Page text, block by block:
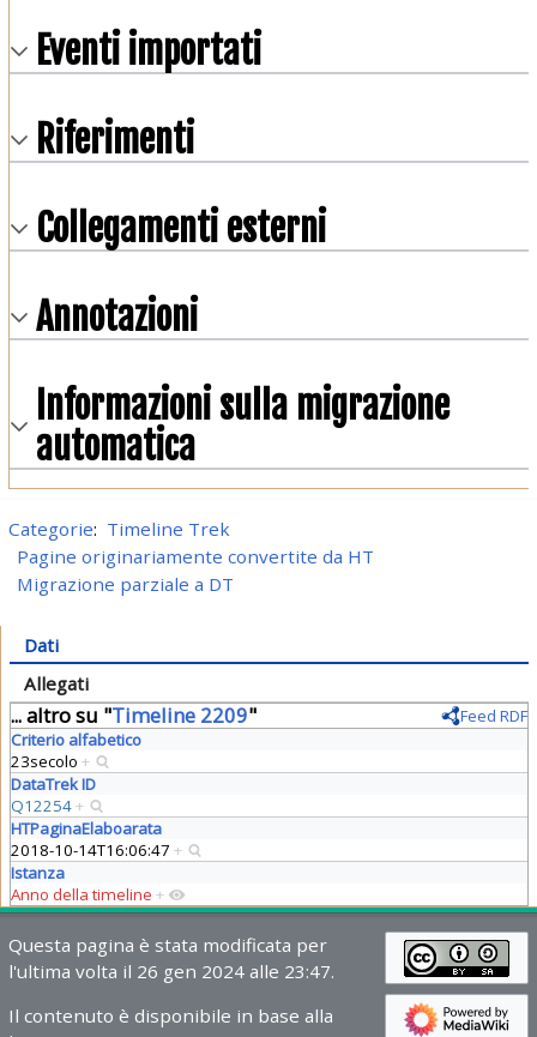
Eventi importati
Riferimenti
Collegamenti esterni
Annotazioni
Informazioni sulla migrazione
automatica
Categorie: Timeline Trek
Pagine originariamente convertite da HT
Migrazione parziale a DT
Dati
Allegati
... altro su "Timeline 2209"
Feed RDF
Criterio alfabetico
23secolo +
DataTrek ID
Q12254+
HTPaginaElaboarata
2018-10-14T16:06:47 +
Istanza
Anno della timeline +
Questa pagina è stata modificata per
l'ultima volta il 26 gen 2024 alle 23:47.
Il contenuto è disponibile in base alla